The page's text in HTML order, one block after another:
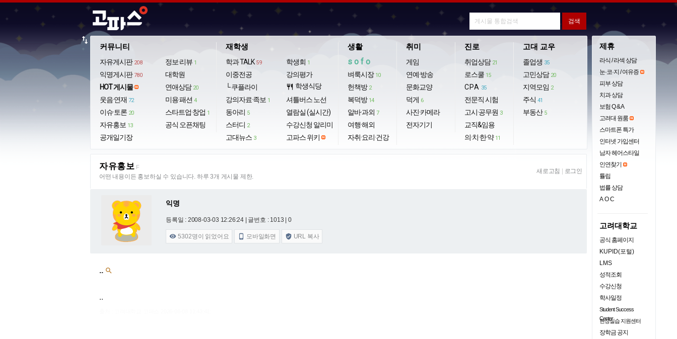
커뮤니티
자유게시판 208
익명게시판 780
HOT 게시물
웃음·연재 72
이슈·토론 20
자유홍보 13
공개일기장
정보·리뷰 1
대학원
연애상담 20
미용·패션 4
스타트업·창업 1
공식 오픈채팅
재학생
학과 TALK 59
이중전공
└ 쿠플라이
강의자료·족보 1
동아리 5
스터디 2
고대뉴스 3
학생회 1
강의평가
restaurant 학생식당
셔틀버스 노선
열람실 (실시간)
수강신청 알리미
고파스 위키
생활
sofo
벼룩시장 10
헌책방 2
복덕방 14
알바·과외 7
여행·해외
자취·요리·건강
취미
게임
연예·방송
문화교양
덕게 6
사진·카메라
전자기기
진로
취업상담 21
로스쿨 15
CPA 35
전문직 시험
고시·공무원 3
교직&임용
의·치·한·약 11
고대 교우
졸업생 35
고민상담 20
지역모임 2
주식 41
부동산 5
import_export
자유홍보 F
어떤 내용이든 홍보하실 수 있습니다. 하루 3개 게시물 제한.
새로고침 로그인
익명
등록일 : 2008-03-03 12:26:24 | 글번호 : 1013 | 0
 5302명이 읽었어요  모바일화면  URL 복사
.. 
..
제휴
라식 / 라섹 상담
눈·코·지 / 여유증
피부 상담
치과 상담
보험 Q & A
고려대 원룸
스마트폰 특가
인터넷 가입센터
남자 헤어스타일
인연찾기
튤립
법률 상담
AOC
고려대학교
공식 홈페이지
KUPID(포털)
LMS
성적조회
수강신청
학사일정
Student Success
Center
현장실습 지원센터
장학금 공지